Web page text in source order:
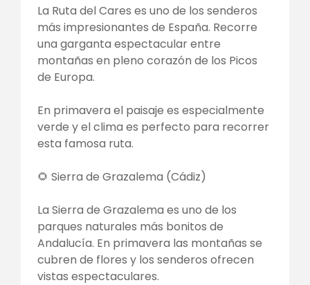
La Ruta del Cares es uno de los senderos
más impresionantes de España. Recorre
una garganta espectacular entre
montañas en pleno corazón de los Picos
de Europa.
En primavera el paisaje es especialmente
verde y el clima es perfecto para recorrer
esta famosa ruta.
🌻 Sierra de Grazalema (Cádiz)
La Sierra de Grazalema es uno de los
parques naturales más bonitos de
Andalucía. En primavera las montañas se
cubren de flores y los senderos ofrecen
vistas espectaculares.